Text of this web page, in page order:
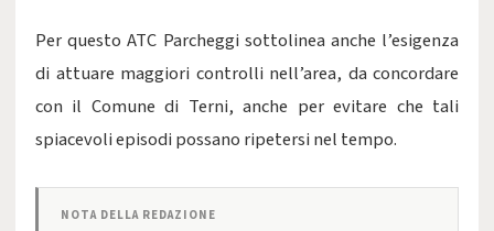
Per questo ATC Parcheggi sottolinea anche l’esigenza
di attuare maggiori controlli nell’area, da concordare
con il Comune di Terni, anche per evitare che tali
spiacevoli episodi possano ripetersi nel tempo.
NOTA DELLA REDAZIONE